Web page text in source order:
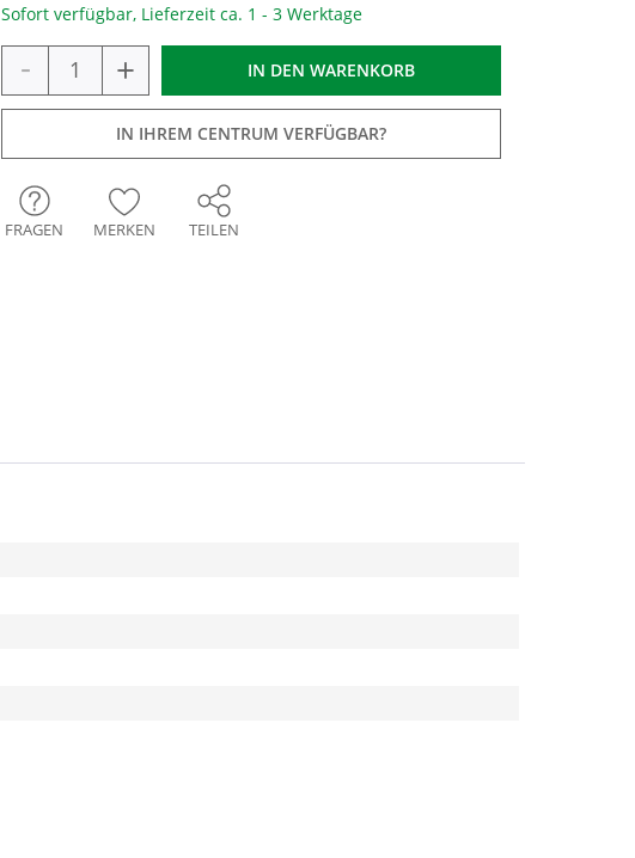
Sofort verfügbar, Lieferzeit ca. 1 - 3 Werktage
- + IN DEN WARENKORB
IN IHREM CENTRUM VERFÜGBAR?
FRAGEN MERKEN TEILEN